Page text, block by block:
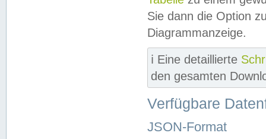
Sie dann die Option
Diagrammanzeige.
ℹ️ Eine detaillierte
den gesamten
Verfügbare
JSON-Format